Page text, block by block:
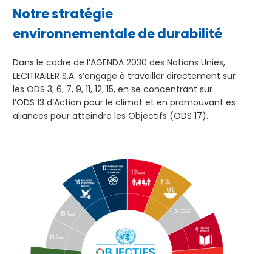
Notre stratégie
environnementale de durabilité
Dans le cadre de l’AGENDA 2030 des Nations Unies,
LECITRAILER S.A. s’engage à travailler directement sur
les ODS 3, 6, 7, 9, 11, 12, 15, en se concentrant sur
l’ODS 13 d’Action pour le climat et en promouvant es
aliances pour atteindre les Objectifs (ODS 17).